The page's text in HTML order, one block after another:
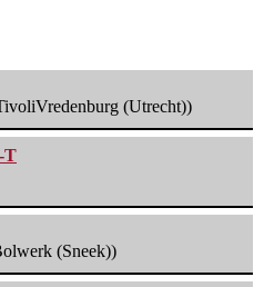
(Utrecht))
T
(Sneek))